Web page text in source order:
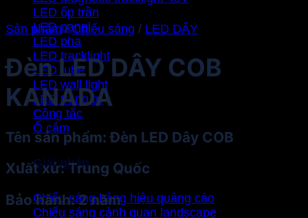
LED ốp trần
LED panel
LED pha
LED tracklight
LED tube
LED wall light
LED trang trí
Công tắc
Ổ cắm
Giải pháp
Chiếu sáng bảng hiệu quảng cáo
Chiếu sáng cảnh quan landscape
Sản phẩm / Chiếu sáng / LED DÂY
Đèn LED DÂY COB
KANADA
Tên sản phẩm: Đèn LED Dây COB
Xuất xứ: Trung Quốc
Bảo hành: 2 năm